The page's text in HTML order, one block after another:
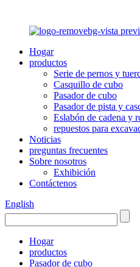
Hogar
productos
Serie de pernos y
Casquillo de cubo
Pasador de cubo
Pasador de pista y
Eslabón de cadena y
repuestos para
Noticias
preguntas frecuentes
Sobre nosotros
Exhibición
Contáctenos
English
Hogar
productos
Pasador de cubo